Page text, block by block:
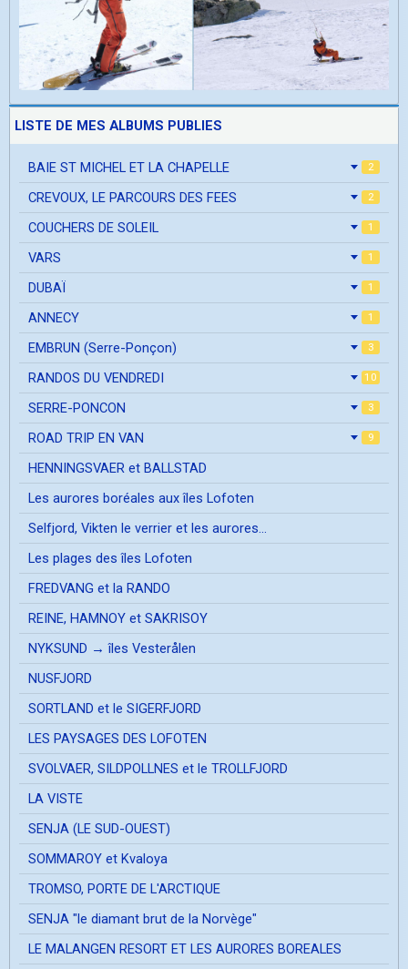
LISTE DE MES ALBUMS PUBLIES
BAIE ST MICHEL ET LA CHAPELLE 2
CREVOUX, LE PARCOURS DES FEES 2
COUCHERS DE SOLEIL 1
VARS 1
DUBAÏ 1
ANNECY 1
EMBRUN (Serre-Ponçon) 3
RANDOS DU VENDREDI 10
SERRE-PONCON 3
ROAD TRIP EN VAN 9
HENNINGSVAER et BALLSTAD
Les aurores boréales aux îles Lofoten
Selfjord, Vikten le verrier et les aurores...
Les plages des îles Lofoten
FREDVANG et la RANDO
REINE, HAMNOY et SAKRISOY
NYKSUND → îles Vesterålen
NUSFJORD
SORTLAND et le SIGERFJORD
LES PAYSAGES DES LOFOTEN
SVOLVAER, SILDPOLLNES et le TROLLFJORD
LA VISTE
SENJA (LE SUD-OUEST)
SOMMAROY et Kvaloya
TROMSO, PORTE DE L'ARCTIQUE
SENJA "le diamant brut de la Norvège"
LE MALANGEN RESORT ET LES AURORES BOREALES